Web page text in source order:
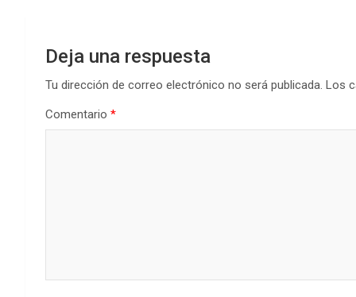
Deja una respuesta
Tu dirección de correo electrónico no será publicada. Los
Comentario *